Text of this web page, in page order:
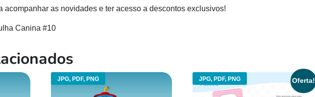
acompanhar as novidades e ter acesso a descontos exclusivos!
Canina #10
JPG, PDF, PNG JPG, PDF, PNG Oferta!